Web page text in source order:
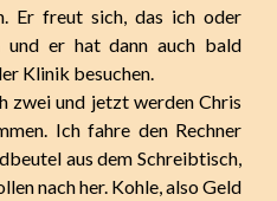
Er freut sich, das ich oder
und er hat dann auch bald
Klinik besuchen.
zwei und jetzt werden Chris
Ich fahre den Rechner
aus dem Schreibtisch,
nach her. Kohle, also Geld